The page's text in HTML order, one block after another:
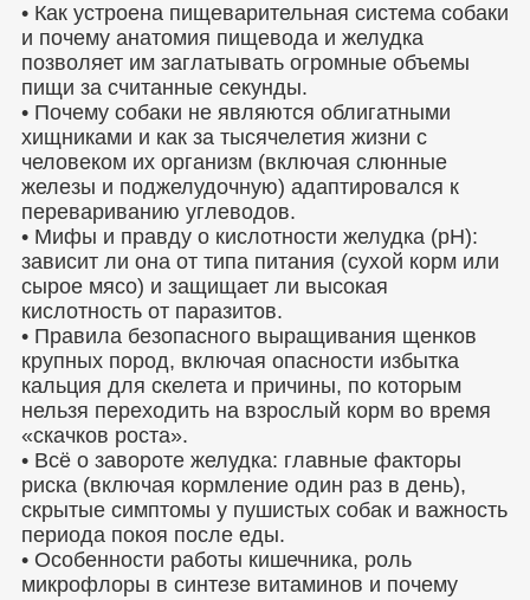
• Как устроена пищеварительная система собаки
и почему анатомия пищевода и желудка
позволяет им заглатывать огромные объемы
пищи за считанные секунды.
• Почему собаки не являются облигатными
хищниками и как за тысячелетия жизни с
человеком их организм (включая слюнные
железы и поджелудочную) адаптировался к
перевариванию углеводов.
• Мифы и правду о кислотности желудка (pH):
зависит ли она от типа питания (сухой корм или
сырое мясо) и защищает ли высокая
кислотность от паразитов.
• Правила безопасного выращивания щенков
крупных пород, включая опасности избытка
кальция для скелета и причины, по которым
нельзя переходить на взрослый корм во время
«скачков роста».
• Всё о завороте желудка: главные факторы
риска (включая кормление один раз в день),
скрытые симптомы у пушистых собак и важность
периода покоя после еды.
• Особенности работы кишечника, роль
микрофлоры в синтезе витаминов и почему